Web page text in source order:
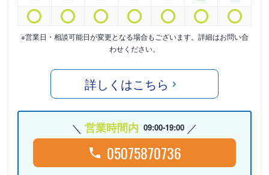
※営業日・相談可能日が変更となる場合もございます。詳細はお問い合
わせください。
詳しくはこちら
営業時間内 09:00-19:00
05075870736